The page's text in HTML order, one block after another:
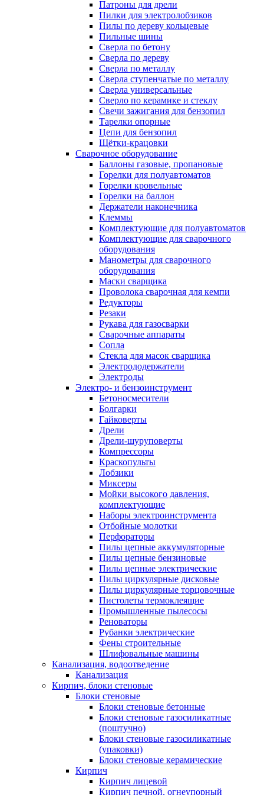
Патроны для дрели
Пилки для электролобзиков
Пилы по дереву кольцевые
Пильные шины
Сверла по бетону
Сверла по дереву
Сверла по металлу
Сверла ступенчатые по металлу
Сверла универсальные
Сверло по керамике и стеклу
Свечи зажигания для бензопил
Тарелки опорные
Цепи для бензопил
Щётки-крацовки
Сварочное оборудование
Баллоны газовые, пропановые
Горелки для полуавтоматов
Горелки кровельные
Горелки на баллон
Держатели наконечника
Клеммы
Комплектующие для полуавтоматов
Комплектующие для сварочного
оборудования
Манометры для сварочного
оборудования
Маски сварщика
Проволока сварочная для кемпи
Редукторы
Резаки
Рукава для газосварки
Сварочные аппараты
Сопла
Стекла для масок сварщика
Электрододержатели
Электроды
Электро- и бензоинструмент
Бетоносмесители
Болгарки
Гайковерты
Дрели
Дрели-шуруповерты
Компрессоры
Краскопульты
Лобзики
Миксеры
Мойки высокого давления,
комплектующие
Наборы электроинструмента
Отбойные молотки
Перфораторы
Пилы цепные аккумуляторные
Пилы цепные бензиновые
Пилы цепные электрические
Пилы циркулярные дисковые
Пилы циркулярные торцовочные
Пистолеты термоклеящие
Промышленные пылесосы
Реноваторы
Рубанки электрические
Фены строительные
Шлифовальные машины
Канализация, водоотведение
Канализация
Кирпич, блоки стеновые
Блоки стеновые
Блоки стеновые бетонные
Блоки стеновые газосиликатные
(поштучно)
Блоки стеновые газосиликатные
(упаковки)
Блоки стеновые керамические
Кирпич
Кирпич лицевой
Кирпич печной, огнеупорный